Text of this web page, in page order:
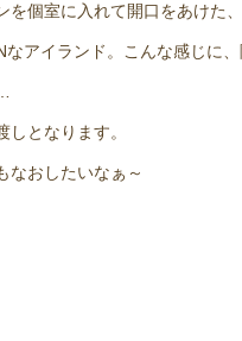
を個室に入れて開口をあけた
なアイランド。こんな感じに
しとなります。
おしたいなぁ～